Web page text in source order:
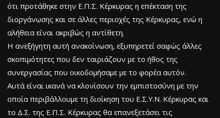
ότι προτάθηκε στην Ε.Π.Σ. Κέρκυρας η επέκταση της
διοργάνωσης και σε άλλες περιοχές της Κέρκυρας, ενώ η
αλήθεια είναι ακριβώς η αντίθετη.
Η ανεξήγητη αυτή ανακοίνωση, εξυπηρετεί σαφώς άλλες
σκοπιμότητες που δεν ταιριάζουν με το ήθος της
συνεργασίας που οικοδομήσαμε με το φορέα αυτόν.
Αυτά είναι ικανά να κλονίσουν την εμπιστοσύνη με την
οποία περιβάλλουμε τη διοίκηση του Ε.Σ.Υ.Ν. Κέρκυρας και
το Δ.Σ. της Ε.Π.Σ. Κέρκυρας θα επανεξετάσει τις